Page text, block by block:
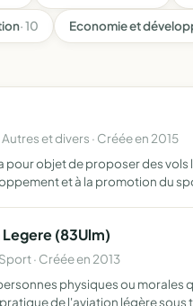
· 10 Economie et
Autres et divers · Créée en 2015
pour objet de proposer des
et à la promotion du
(83Ulm)
· Créée en 2013
physiques ou
de l'aviation légère sous